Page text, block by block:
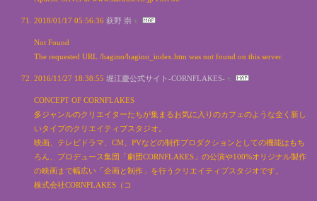
2018/01/17 05:56:36 萩野 崇
Not Found
The requested URL /hagino/hagino_index.htm was not found on this server.
2016/11/27 18:38:55 堀江慶公式サイト-CORNFLAKES-
CONCEPT OF CORNFLAKES
多ジャンルのクリエイターたちが集まるお気に入りのカフェのような全く新し
いタイプのクリエイティブスタジオ。
映画、テレビドラマ、CM、PVなどの制作プロダクションとしての機能はもち
ろん、プロデュース集団「劇団CORNFLAKES」の公演や100%オリジナル製作
の映画まで幅広い「企画と制作」を行うクリエイティブスタジオです。
株式会社CORNFLAKES（コ